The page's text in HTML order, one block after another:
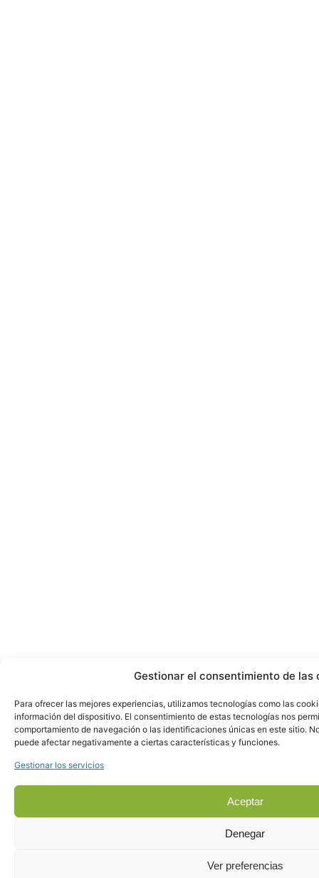
Gestionar el consentimiento de las
Para ofrecer las mejores experiencias, utilizamos tecnologías como las
información del dispositivo. El consentimiento de estas tecnologías nos
comportamiento de navegación o las identificaciones únicas en este sitio.
puede afectar negativamente a ciertas características y funciones.
Gestionar los servicios
Aceptar
Denegar
Ver preferencias